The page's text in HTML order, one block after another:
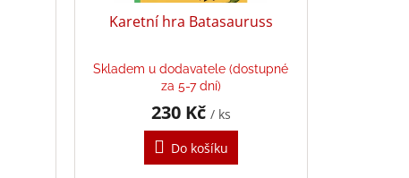
Karetní hra Batasauruss
Skladem u dodavatele (dostupné
za 5-7 dní)
230 Kč / ks
Do košíku